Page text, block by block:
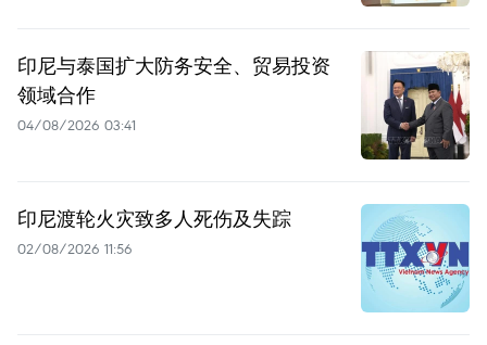
印尼与泰国扩大防务安全、贸易投资
领域合作
04/08/2026 03:41
印尼渡轮火灾致多人死伤及失踪
02/08/2026 11:56